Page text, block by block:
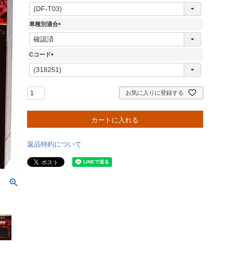
(
必
須
車種別適合
(
Cコード
(
必
お気に入りに登録する
カートに入れる
返品特約について